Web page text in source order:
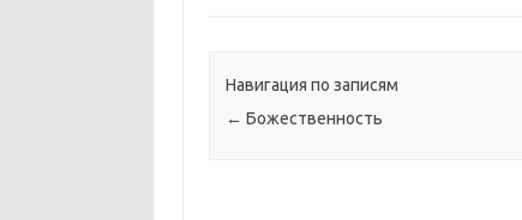
Навигация по записям
← Божественность